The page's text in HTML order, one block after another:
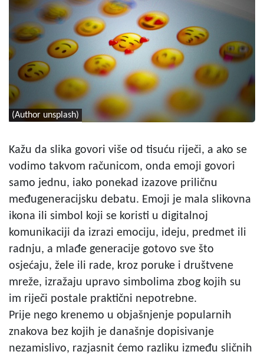
(Author unsplash)
Kažu da slika govori više od tisuću riječi, a ako se
vodimo takvom računicom, onda emoji govori
samo jednu, iako ponekad izazove priličnu
međugeneracijsku debatu. Emoji je mala slikovna
ikona ili simbol koji se koristi u digitalnoj
komunikaciji da izrazi emociju, ideju, predmet ili
radnju, a mlađe generacije gotovo sve što
osjećaju, žele ili rade, kroz poruke i društvene
mreže, izražaju upravo simbolima zbog kojih su
im riječi postale praktični nepotrebne.
Prije nego krenemo u objašnjenje popularnih
znakova bez kojih je današnje dopisivanje
nezamislivo, razjasnit ćemo razliku između sličnih